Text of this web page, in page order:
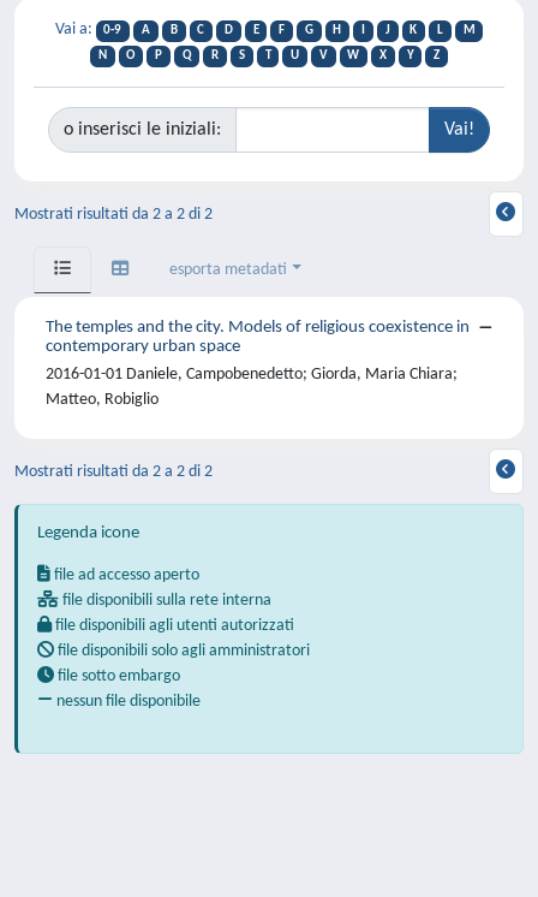
Vai a: 0-9 A B C D E F G H J K L
M
N
O P Q R S T U V W X Y Z
o inserisci le iniziali:
Mostrati risultati da 2 a 2 di 2
esporta metadati
The temples and the city. Models of religious coexistence in
contemporary urban space
2016-01-01 Daniele, Campobenedetto; Giorda, Maria Chiara;
Matteo, Robiglio
Mostrati risultati da 2 a 2 di 2
Legenda icone
file ad accesso aperto
file disponibili sulla rete interna
file disponibili agli utenti autorizzati
file disponibili solo agli amministratori
file sotto embargo
nessun file disponibile